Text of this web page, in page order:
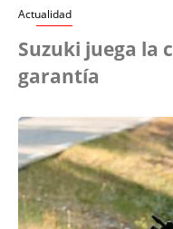
Actualidad
Suzuki juega la
garantía